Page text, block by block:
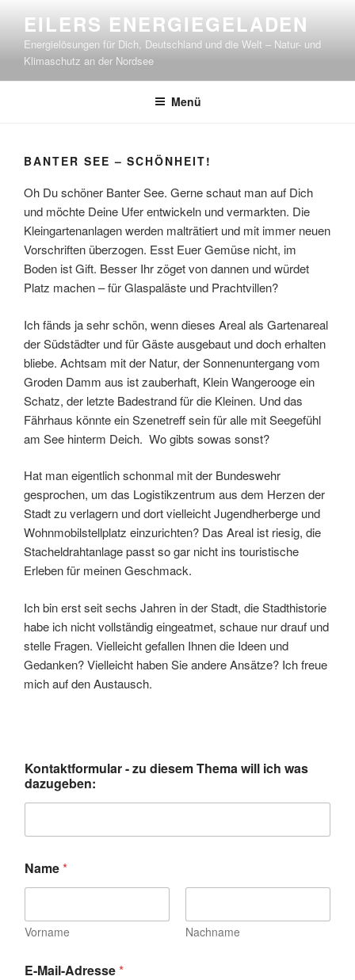
springen
EILERS ENERGIEGELADEN
Energielösungen für Dich, Deutschland und die Welt – Natur- und
Klimaschutz an der Nordsee
Menü
BANTER SEE – SCHÖNHEIT!
Oh Du schöner Banter See. Gerne schaut man auf Dich
und möchte Deine Ufer entwickeln und vermarkten. Die
Kleingartenanlagen werden malträtiert und mit immer neuen
Vorschriften überzogen. Esst Euer Gemüse nicht, im
Boden ist Gift. Besser Ihr zöget von dannen und würdet
Platz machen – für Glaspaläste und Prachtvillen?
Ich fänds ja sehr schön, wenn dieses Areal als Gartenareal
der Südstädter und für Gäste ausgebaut und doch erhalten
bliebe. Achtsam mit der Natur, der Sonnenuntergang vom
Groden Damm aus ist zauberhaft, Klein Wangerooge ein
Schatz, der letzte Badestrand für die Kleinen. Und das
Fährhaus könnte ein Szenetreff sein für alle mit Seegefühl
am See hinterm Deich. Wo gibts sowas sonst?
Hat man eigentlich schonmal mit der Bundeswehr
gesprochen, um das Logistikzentrum aus dem Herzen der
Stadt zu verlagern und dort vielleicht Jugendherberge und
Wohnmobilstellplatz einzurichten? Das Areal ist riesig, die
Stacheldrahtanlage passt so gar nicht ins touristische
Erleben für meinen Geschmack.
Ich bin erst seit sechs Jahren in der Stadt, die Stadthistorie
habe ich nicht vollständig eingeatmet, schaue nur drauf und
stelle Fragen. Vielleicht gefallen Ihnen die Ideen und
Gedanken? Vielleicht haben Sie andere Ansätze? Ich freue
mich auf den Austausch.
e
s
s
r
o
m
m
n
t
r
Kontaktformular - zu diesem Thema will ich was
dazugeben:
Name*
Vorname Nachname
E-Mail-Adresse*